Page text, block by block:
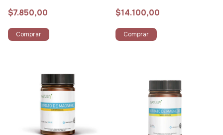
$7.850,00
Comprar
$14.100,00
Comprar